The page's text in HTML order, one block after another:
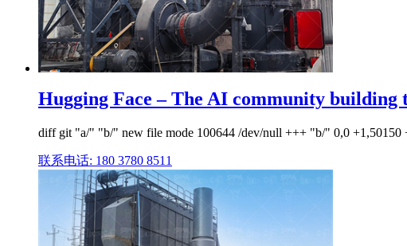
Hugging Face – The AI community building
diff git "a/" "b/" new file mode 100644 /dev/null +++ "b/" 0,0
联系电话: 180 3780 8511